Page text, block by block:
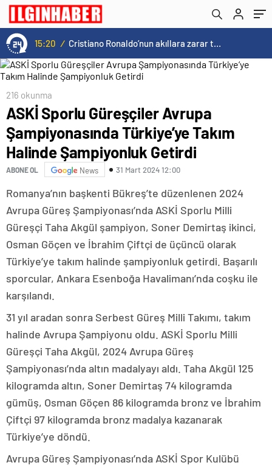
15:20 / Cristiano Ronaldo’nun akıllara zarar tüm kariyerinin istatistiğini çıkardık !
Şampiyonluk Getirdi
216 okunma
ASKİ Sporlu Güreşçiler Avrupa
Şampiyonasında Türkiye’ye Takım
Halinde Şampiyonluk Getirdi
ABONE OL News 31 Mart 2024 12:00
Romanya’nın başkenti Bükreş’te düzenlenen 2024
Avrupa Güreş Şampiyonası’nda ASKİ Sporlu Milli
Güreşçi Taha Akgül şampiyon, Soner Demirtaş ikinci,
Osman Göçen ve İbrahim Çiftçi de üçüncü olarak
Türkiye’ye takım halinde şampiyonluk getirdi. Başarılı
sporcular, Ankara Esenboğa Havalimanı’nda coşku ile
karşılandı.
31 yıl aradan sonra Serbest Güreş Milli Takımı, takım
halinde Avrupa Şampiyonu oldu. ASKİ Sporlu Milli
Güreşçi Taha Akgül, 2024 Avrupa Güreş
Şampiyonası’nda altın madalyayı aldı. Taha Akgül 125
kilogramda altın, Soner Demirtaş 74 kilogramda
gümüş, Osman Göçen 86 kilogramda bronz ve İbrahim
Çiftçi 97 kilogramda bronz madalya kazanarak
Türkiye’ye döndü.
Avrupa Güreş Şampiyonası’nda ASKİ Spor Kulübü